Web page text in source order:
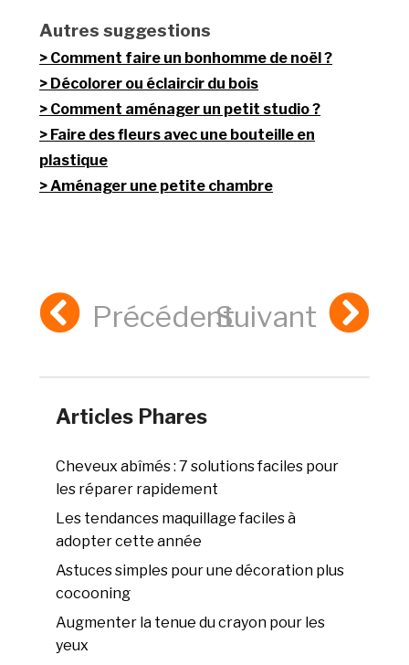
Autres suggestions
Comment faire un bonhomme de noël ?
Décolorer ou éclaircir du bois
Comment aménager un petit studio ?
Faire des fleurs avec une bouteille en
plastique
Aménager une petite chambre
PrécédentSuivant
Articles Phares
Cheveux abîmés : 7 solutions faciles pour
les réparer rapidement
Les tendances maquillage faciles à
adopter cette année
Astuces simples pour une décoration plus
cocooning
Augmenter la tenue du crayon pour les
yeux